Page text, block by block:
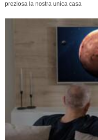
preziosa la nostra unica casa